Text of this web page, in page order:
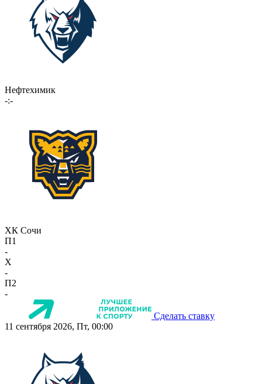
Нефтехимик
-:-
ХК Сочи
П1
-
X
-
П2
-
Сделать ставку
11 сентября 2026, Пт, 00:00